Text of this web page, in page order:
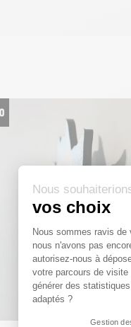
Nous
vos choix
Plateforme
Nous sommes ravis de
nous n'avons pas
autorisez-nous à
votre parcours de visite
générer des
adaptés ?
Gestion